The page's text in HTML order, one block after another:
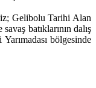
Gelibolu Tarihi Alan
batıklarının dalış
bölgesinde